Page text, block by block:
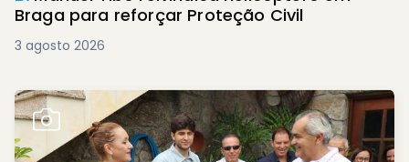
Braga para reforçar Proteção Civil
3 agosto 2026